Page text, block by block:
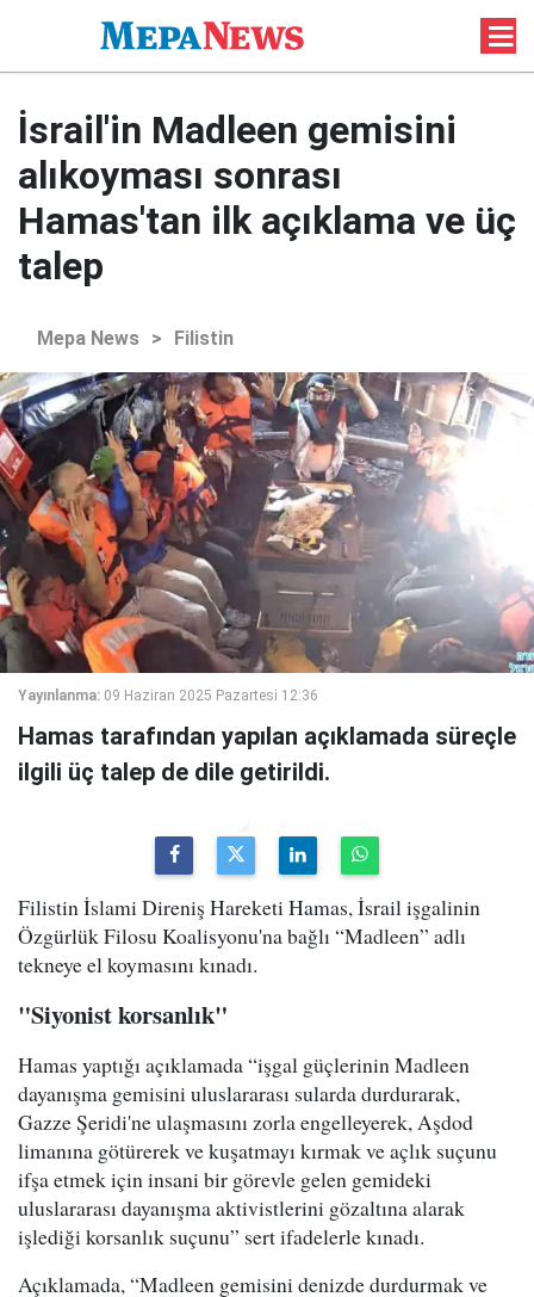
İsrail'in Madleen gemisini
alıkoyması sonrası
Hamas'tan ilk açıklama ve üç
talep
Mepa News > Filistin
Yayınlanma: 09 Haziran 2025 Pazartesi 12:36
Hamas tarafından yapılan açıklamada süreçle
ilgili üç talep de dile getirildi.
Filistin İslami Direniş Hareketi Hamas, İsrail işgalinin
Özgürlük Filosu Koalisyonu'na bağlı “Madleen” adlı
tekneye el koymasını kınadı.
"Siyonist korsanlık"
Hamas yaptığı açıklamada “işgal güçlerinin Madleen
dayanışma gemisini uluslararası sularda durdurarak,
Gazze Şeridi'ne ulaşmasını zorla engelleyerek, Aşdod
limanına götürerek ve kuşatmayı kırmak ve açlık suçunu
ifşa etmek için insani bir görevle gelen gemideki
uluslararası dayanışma aktivistlerini gözaltına alarak
işlediği korsanlık suçunu” sert ifadelerle kınadı.
Açıklamada, “Madleen gemisini denizde durdurmak ve